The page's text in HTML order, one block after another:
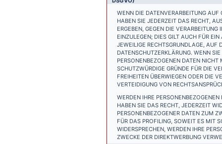
WENN DIE DATENVERARBEITUNG
HABEN SIE JEDERZEIT DAS RECHT,
ERGEBEN, GEGEN DIE
EINZULEGEN; DIES GILT AUCH FÜR
JEWEILIGE RECHTSGRUNDLAGE, AUF
DATENSCHUTZERKLÄRUNG. WENN
PERSONENBEZOGENEN DATEN
SCHUTZWÜRDIGE GRÜNDE FÜR DIE
FREIHEITEN ÜBERWIEGEN ODER DIE
VERTEIDIGUNG VON
WERDEN IHRE
HABEN SIE DAS RECHT, JEDERZEIT
PERSONENBEZOGENER DATEN ZUM
FÜR DAS PROFILING, SOWEIT ES MIT
WIDERSPRECHEN, WERDEN IHRE
ZWECKE DER DIREKTWERBUNG